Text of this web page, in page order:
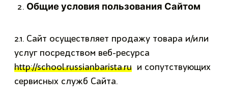
Общие условия пользования Сайтом
2.1. Сайт осуществляет продажу товара и/или
услуг посредством веб-ресурса
http://school.russianbarista.ru и сопутствующих
сервисных служб Сайта.